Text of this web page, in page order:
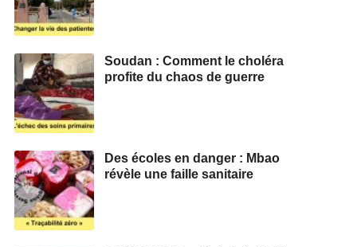
Soudan : Comment le choléra
profite du chaos de guerre
Des écoles en danger : Mbao
révèle une faille sanitaire